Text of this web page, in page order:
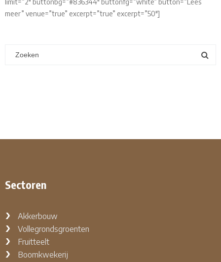
limit=”2″ buttonbg=”#836344″ buttonfg=”white” button=”Lees
meer” venue=”true” excerpt=”true” excerpt=”50″]
Sectoren
Akkerbouw
Vollegrondsgroenten
Fruitteelt
Boomkwekerij